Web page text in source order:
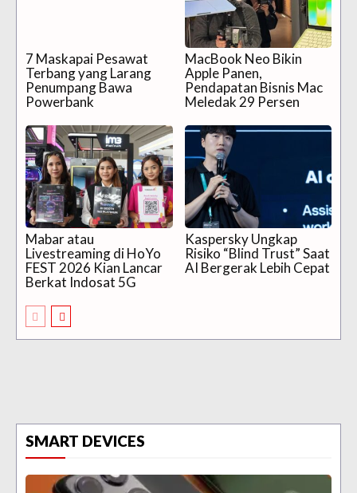
7 Maskapai Pesawat
Terbang yang Larang
Penumpang Bawa
Powerbank
MacBook Neo Bikin
Apple Panen,
Pendapatan Bisnis Mac
Meledak 29 Persen
Mabar atau
Livestreaming di HoYo
FEST 2026 Kian Lancar
Berkat Indosat 5G
Kaspersky Ungkap
Risiko “Blind Trust” Saat
AI Bergerak Lebih Cepat
SMART DEVICES